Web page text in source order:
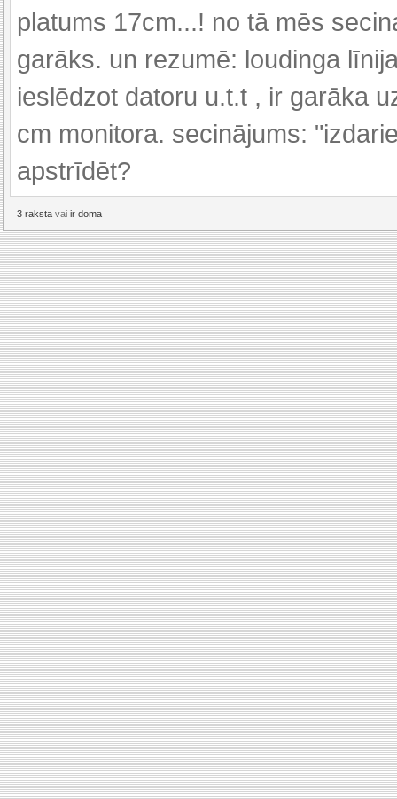
platums 17cm...! no tā mēs
garāks. un rezumē: loudinga
ieslēdzot datoru u.t.t , ir garāka
cm monitora. secinājums:
apstrīdēt?
3 raksta vai ir doma